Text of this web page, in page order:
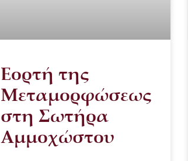
Εορτή της
Μεταμορφώσεως
στη Σωτήρα
Αμμοχώστου